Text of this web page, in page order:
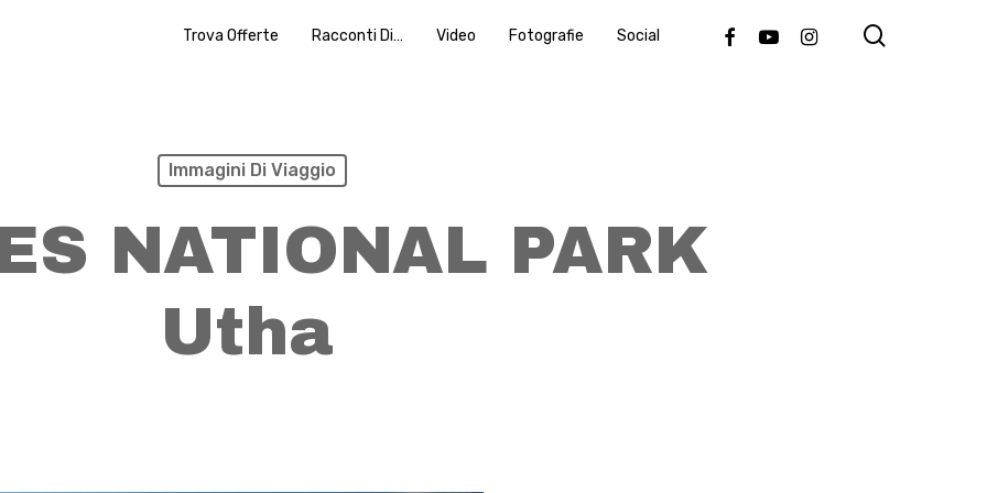
Trova Offerte Racconti Di… Video Fotografie Social FacebookYoutubeInstagram
Immagini Di Viaggio
NATIONAL PARK
Utha